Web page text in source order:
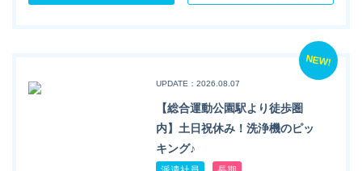
NEW!
UPDATE：2026.08.07
【総合運動公園駅より徒歩圏
内】土日祝休み！洗浄機のピッ
キング♪